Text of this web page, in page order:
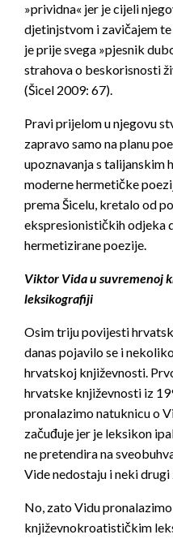
»prividna« jer je cijeli
djetinjstvom i zavičajem
je prije svega »pjesnik
strahova o beskorisnosti
(Šicel 2009: 67).
Pravi prijelom u njegovu
zapravo samo na planu
upoznavanja s
moderne hermetičke
prema Šicelu, kretalo od
ekspresionističkih odjeka
hermetizirane poezije.
Viktor Vida u suvremenoj
leksikografiji
Osim triju povijesti
danas pojavilo se i
hrvatskoj književnosti.
hrvatske književnosti iz
pronalazimo natuknicu o
začuđuje jer je leksikon
ne pretendira na
Videnedostaju i neki
No, zato Vidu
književnokroatističkim